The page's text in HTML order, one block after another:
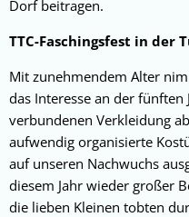
Dorf beitragen.
TTC-Faschingsfest in der
Mit zunehmendem Alter
das Interesse an der
verbundenen Verkleidung
aufwendig organisierte
auf unseren Nachwuchs
diesem Jahr wieder großer
die lieben Kleinen tobten